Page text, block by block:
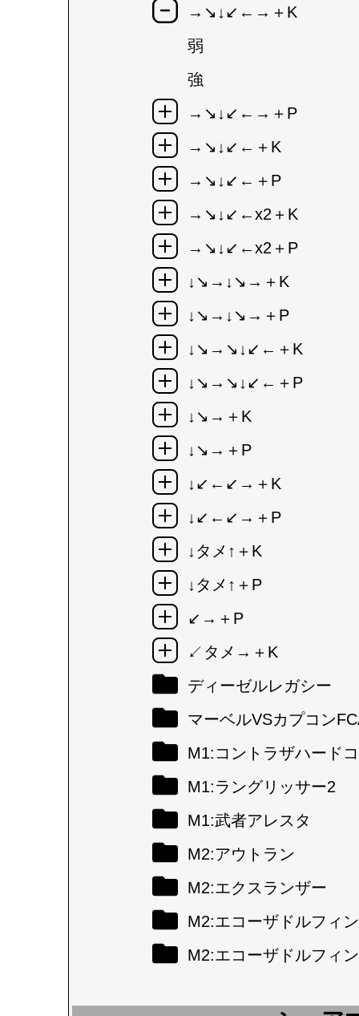
→↘↓↙←→＋K
弱
強
→↘↓↙←→＋P
→↘↓↙←＋K
→↘↓↙←＋P
→↘↓↙←x2＋K
→↘↓↙←x2＋P
↓↘→↓↘→＋K
↓↘→↓↘→＋P
↓↘→↘↓↙←＋K
↓↘→↘↓↙←＋P
↓↘→＋K
↓↘→＋P
↓↙←↙→＋K
↓↙←↙→＋P
↓タメ↑＋K
↓タメ↑＋P
↙→＋P
↙タメ→＋K
ディーゼルレガシー
マーベルVSカプコン
M1:コントラザハード
M1:ラングリッサー2
M1:武者アレスタ
M2:アウトラン
M2:エクスランザー
M2:エコーザドルフィン
M2:エコーザドルフィ